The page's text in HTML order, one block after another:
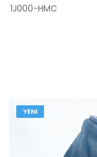
1J000-HMC
YENI